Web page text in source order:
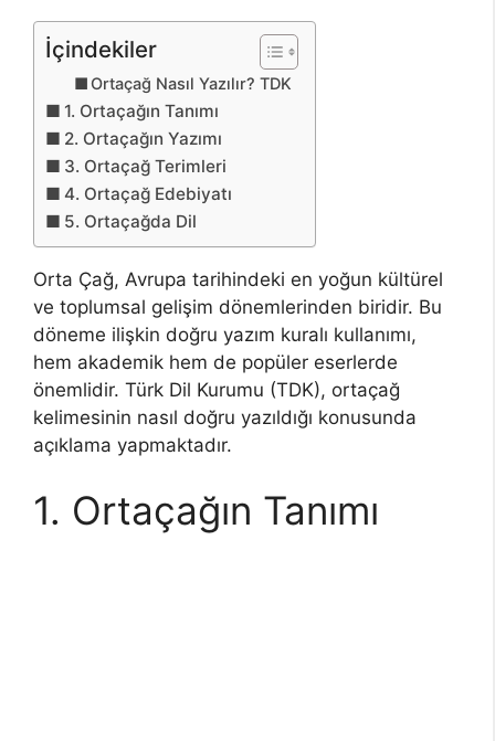
İçindekiler
Ortaçağ Nasıl Yazılır? TDK
1. Ortaçağın Tanımı
2. Ortaçağın Yazımı
3. Ortaçağ Terimleri
4. Ortaçağ Edebiyatı
5. Ortaçağda Dil
Orta Çağ, Avrupa tarihindeki en yoğun kültürel
ve toplumsal gelişim dönemlerinden biridir. Bu
döneme ilişkin doğru yazım kuralı kullanımı,
hem akademik hem de popüler eserlerde
önemlidir. Türk Dil Kurumu (TDK), ortaçağ
kelimesinin nasıl doğru yazıldığı konusunda
açıklama yapmaktadır.
1. Ortaçağın Tanımı